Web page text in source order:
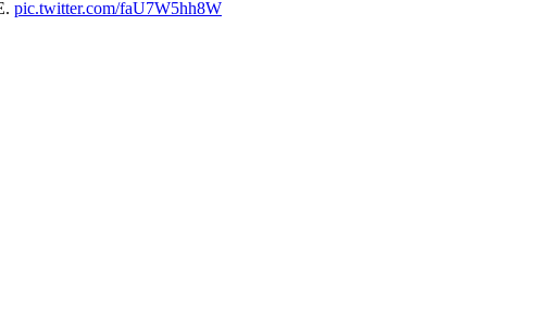
pic.twitter.com/faU7W5hh8W